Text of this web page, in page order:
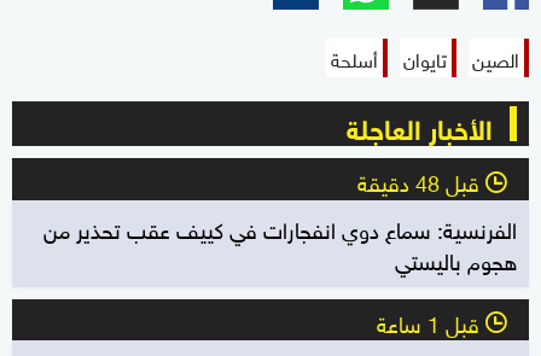
الصين تايوان أسلحة
الأخبار العاجلة
l قبل 48 دقيقة
الفرنسية: سماع دوي انفجارات في كييف عقب تحذير من
هجوم باليستي
l قبل 1 ساعة